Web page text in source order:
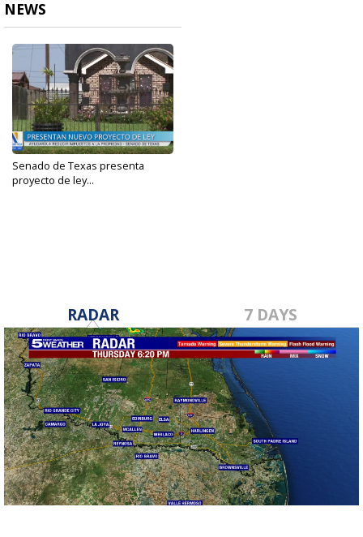
NEWS
Senado de Texas presenta
proyecto de ley...
RADAR 7 DAYS